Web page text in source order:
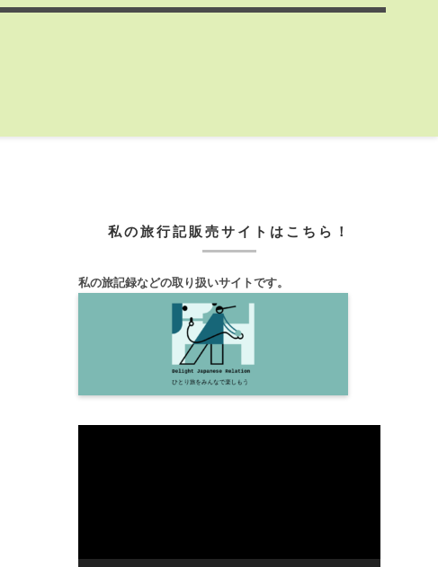
私の旅行記販売サイトはこちら！
私の旅記録などの取り扱いサイトです。